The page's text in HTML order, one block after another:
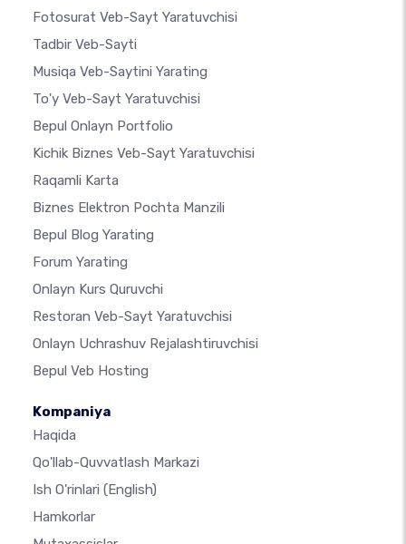
Fotosurat Veb-Sayt Yaratuvchisi
Tadbir Veb-Sayti
Musiqa Veb-Saytini Yarating
To'y Veb-Sayt Yaratuvchisi
Bepul Onlayn Portfolio
Kichik Biznes Veb-Sayt Yaratuvchisi
Raqamli Karta
Biznes Elektron Pochta Manzili
Bepul Blog Yarating
Forum Yarating
Onlayn Kurs Quruvchi
Restoran Veb-Sayt Yaratuvchisi
Onlayn Uchrashuv Rejalashtiruvchisi
Bepul Veb Hosting
Kompaniya
Haqida
Qo'llab-Quvvatlash Markazi
Ish O'rinlari (English)
Hamkorlar